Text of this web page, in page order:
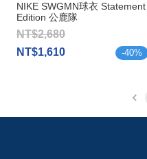
NIKE SWGMN球衣 Statement
Edition 公鹿隊
Antetokounmpo
NT$2,680
NT$1,610
-40%